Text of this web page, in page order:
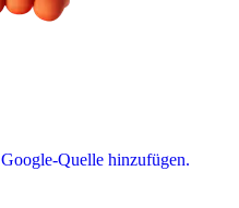
Quelle hinzufügen.